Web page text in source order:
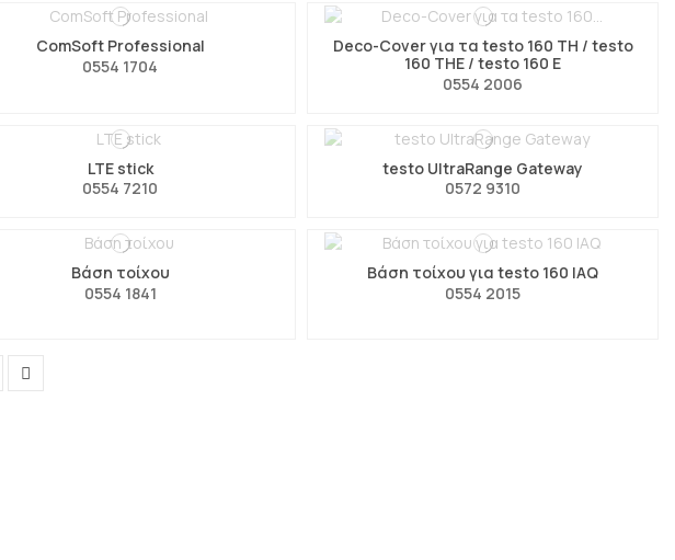
ComSoft Professional
0554 1704
Deco-Cover για τα testo 160 TH / testo
160 THE / testo 160 E
0554 2006
LTE stick
0554 7210
testo UltraRange Gateway
0572 9310
Βάση τοίχου
0554 1841
Βάση τοίχου για testo 160 IAQ
0554 2015